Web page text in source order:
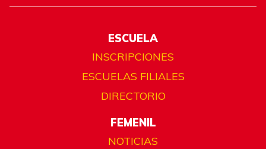
ESCUELA
INSCRIPCIONES
ESCUELAS FILIALES
DIRECTORIO
FEMENIL
NOTICIAS